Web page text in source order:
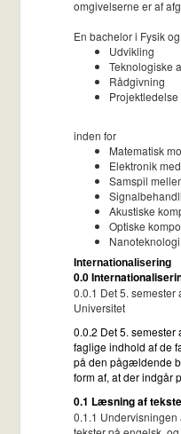
omgivelserne er af
En bachelor i Fysik
Udvikling
Teknologiske
Rådgivning
Projektledelse
inden for
Matematisk
Elektronik
Samspil
Akustiske
Optiske
Internationalisering
0.0
0.0.1 Det 5.
Universitet
0.0.2 Det 5.
faglige indhold af de
på den pågældende
form af, at der indgår
0.1 Læsning af
0.1.1